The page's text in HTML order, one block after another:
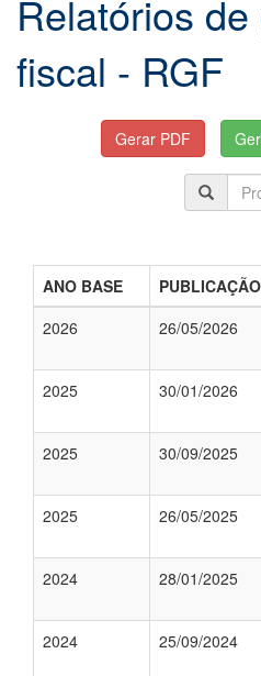
Relatórios
fiscal - RGF
ANO BASE PUBLICAÇÃO
2026
26/05/2026
2025 30/01/2026
2025 30/09/2025
2025 26/05/2025
2024 28/01/2025
2024 25/09/2024